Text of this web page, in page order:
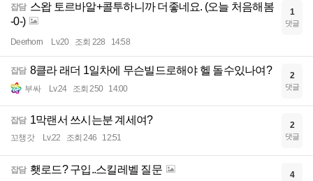
잡담 스왑 토르바알+콜투하니까 더좋네요. (오늘 처음해봄
-0-)
Deerhorn Lv.20 조회 228 14:58
1
댓글
잡담 8클라 래더 1일차에 무슨빌드로해야 헬 돌수있나여?
부싸 Lv.24 조회 250 14:00
2
댓글
잡담 1막랜서 쓰시는분 계세여?
꼬챙갓 Lv.22 조회 246 12:51
2
댓글
잡담 횃로드? 구입..스킬레벨 질문 4